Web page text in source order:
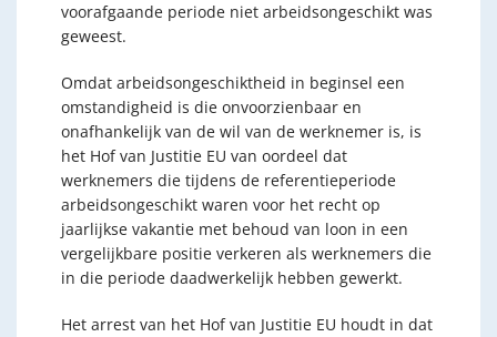
voorafgaande periode niet arbeidsongeschikt was
geweest.
Omdat arbeidsongeschiktheid in beginsel een
omstandigheid is die onvoorzienbaar en
onafhankelijk van de wil van de werknemer is, is
het Hof van Justitie EU van oordeel dat
werknemers die tijdens de referentieperiode
arbeidsongeschikt waren voor het recht op
jaarlijkse vakantie met behoud van loon in een
vergelijkbare positie verkeren als werknemers die
in die periode daadwerkelijk hebben gewerkt.
Het arrest van het Hof van Justitie EU houdt in dat